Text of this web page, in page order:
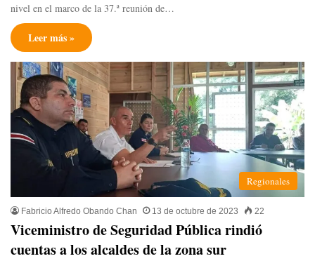
nivel en el marco de la 37.ª reunión de…
Leer más »
Regionales
Fabricio Alfredo Obando Chan 13 de octubre de 2023 22
Viceministro de Seguridad Pública rindió
cuentas a los alcaldes de la zona sur